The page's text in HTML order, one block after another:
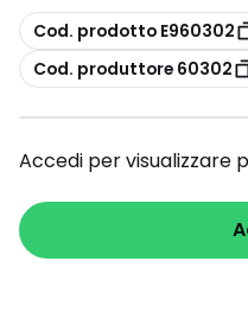
copia
Cod. prodotto E960302
copia
Cod. produttore 60302
Accedi per visualizzare